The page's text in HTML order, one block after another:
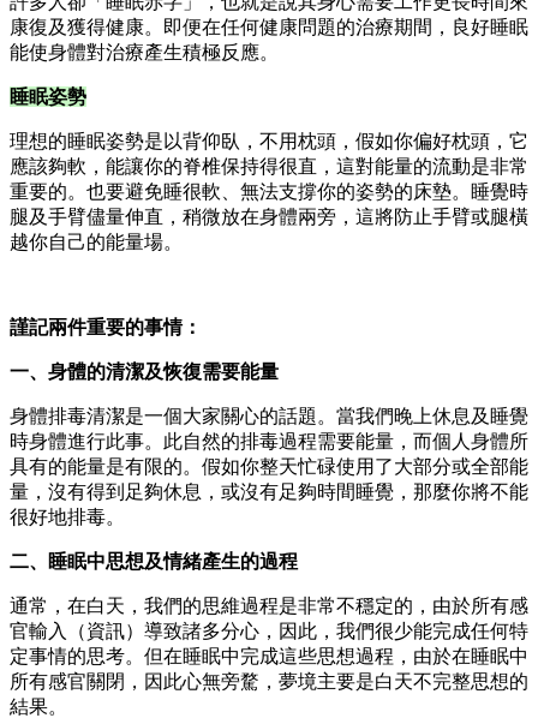
康復及獲得健康。即便在任何健康問題的治療期間，良好睡眠
能使身體對治療產生積極反應。
睡眠姿勢
理想的睡眠姿勢是以背仰臥，不用枕頭，假如你偏好枕頭，它
應該夠軟，能讓你的脊椎保持得很直，這對能量的流動是非常
重要的。也要避免睡很軟、無法支撐你的姿勢的床墊。睡覺時
腿及手臂儘量伸直，稍微放在身體兩旁，這將防止手臂或腿橫
越你自己的能量場。
謹記兩件重要的事情：
一、身體的清潔及恢復需要能量
身體排毒清潔是一個大家關心的話題。當我們晚上休息及睡覺
時身體進行此事。此自然的排毒過程需要能量，而個人身體所
具有的能量是有限的。假如你整天忙碌使用了大部分或全部能
量，沒有得到足夠休息，或沒有足夠時間睡覺，那麼你將不能
很好地排毒。
二、睡眠中思想及情緒產生的過程
通常，在白天，我們的思維過程是非常不穩定的，由於所有感
官輸入（資訊）導致諸多分心，因此，我們很少能完成任何特
定事情的思考。但在睡眠中完成這些思想過程，由於在睡眠中
所有感官關閉，因此心無旁騖，夢境主要是白天不完整思想的
結果。